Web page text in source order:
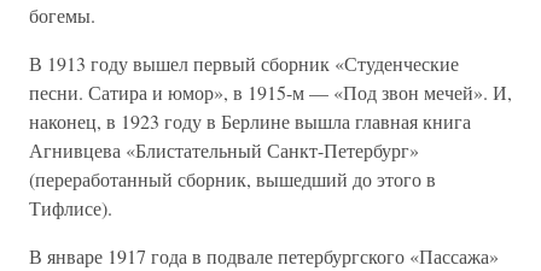
богемы.
В 1913 году вышел первый сборник «Студенческие
песни. Сатира и юмор», в 1915-м — «Под звон мечей». И,
наконец, в 1923 году в Берлине вышла главная книга
Агнивцева «Блистательный Санкт-Петербург»
(переработанный сборник, вышедший до этого в
Тифлисе).
В январе 1917 года в подвале петербургского «Пассажа»